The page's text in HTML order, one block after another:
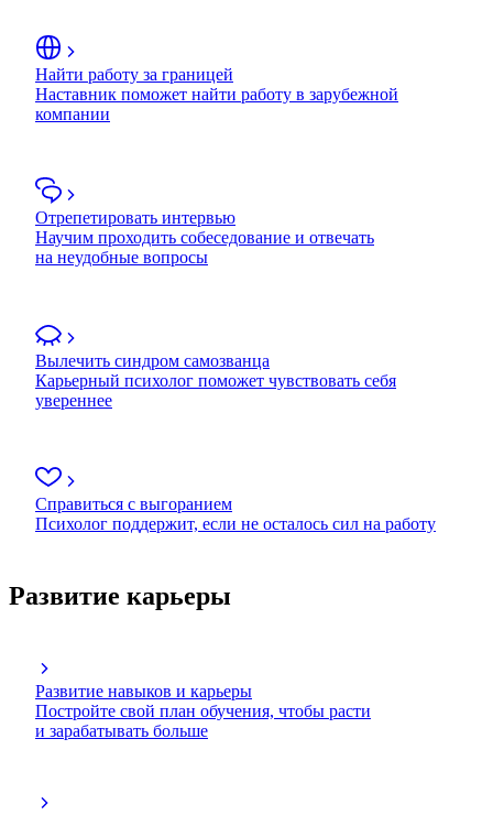
Найти работу за границей
Наставник поможет найти работу в зарубежной
компании
Отрепетировать интервью
Научим проходить собеседование и отвечать
на неудобные вопросы
Вылечить синдром самозванца
Карьерный психолог поможет чувствовать себя
увереннее
Справиться с выгоранием
Психолог поддержит, если не осталось сил на работу
Развитие карьеры
Развитие навыков и карьеры
Постройте свой план обучения, чтобы расти
и зарабатывать больше